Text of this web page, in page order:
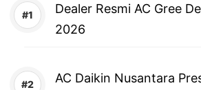
Dealer Resmi AC Gree
2026
AC Daikin Nusantara